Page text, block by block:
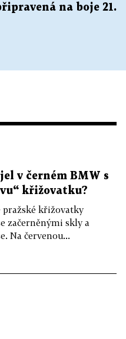
na boje 21.
v černém BMW s
křižovatku?
pražské křižovatky
začerněnými skly a
Na červenou...